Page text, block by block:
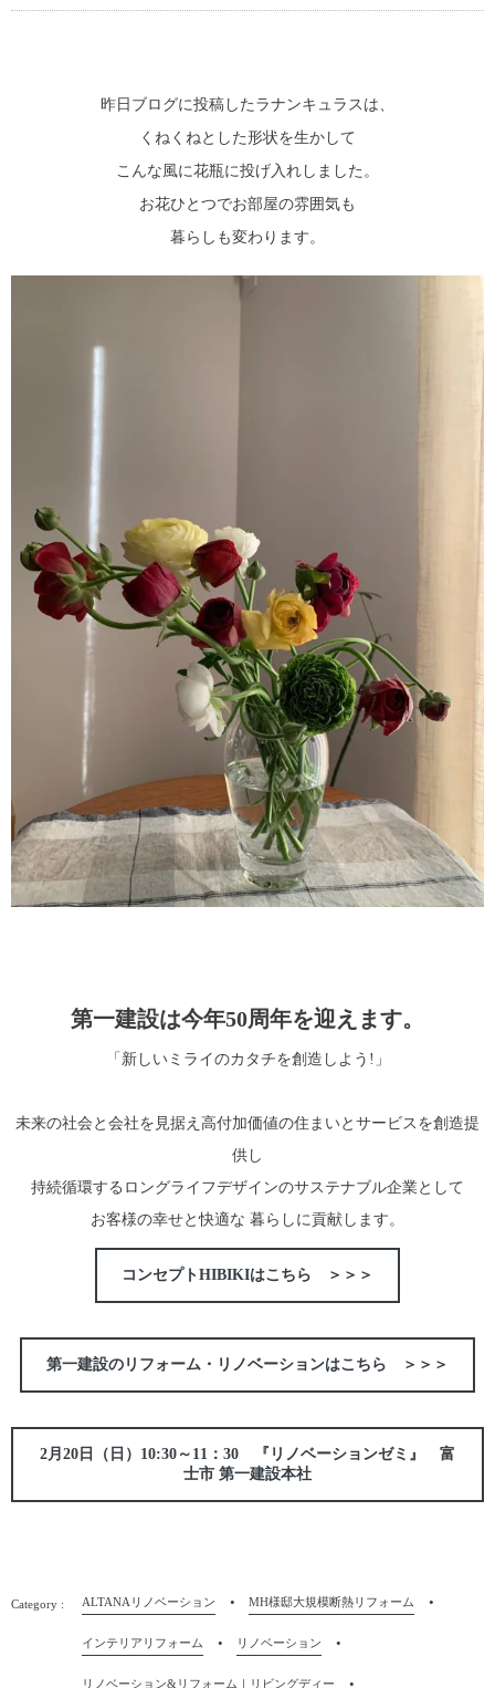
昨日ブログに投稿したラナンキュラスは、
くねくねとした形状を生かして
こんな風に花瓶に投げ入れしました。
お花ひとつでお部屋の雰囲気も
暮らしも変わります。
第一建設は今年50周年を迎えます。
「新しいミライのカタチを創造しよう!」
未来の社会と会社を見据え高付加価値の住まいとサービスを創造提
供し
持続循環するロングライフデザインのサステナブル企業として
お客様の幸せと快適な 暮らしに貢献します。
コンセプトHIBIKIはこちら ＞＞＞
第一建設のリフォーム・リノベーションはこちら ＞＞＞
2月20日（日）10:30～11：30 『リノベーションゼミ』 富
士市 第一建設本社
ALTANAリノベーション MH様邸大規模断熱リフォーム
インテリアリフォーム リノベーション
リノベーション&リフォーム｜リビングディー